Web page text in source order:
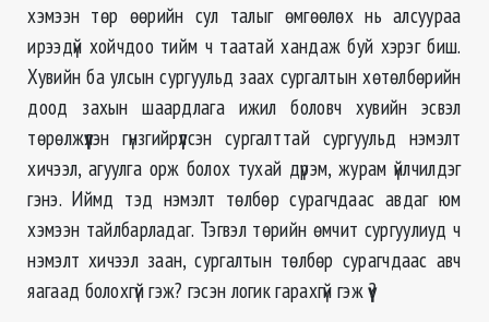
хэмээн төр өөрийн сул талыг өмгөөлөх нь алсуураа
ирээдүй хойчдоо тийм ч таатай хандаж буй хэрэг биш.
Хувийн ба улсын сургуульд заах сургалтын хөтөлбөрийн
доод захын шаардлага ижил боловч хувийн эсвэл
төрөлжүүлэн гүнзгийрүүлсэн сургалттай сургуульд нэмэлт
хичээл, агуулга орж болох тухай дүрэм, журам үйлчилдэг
гэнэ. Иймд тэд нэмэлт төлбөр сурагчдаас авдаг юм
хэмээн тайлбарладаг. Тэгвэл төрийн өмчит сургуулиуд ч
нэмэлт хичээл заан, сургалтын төлбөр сурагчдаас авч
яагаад болохгүй гэж? гэсэн логик гарахгүй гэж үү?